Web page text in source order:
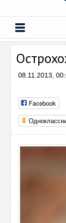
08.11.2013,
Facebook